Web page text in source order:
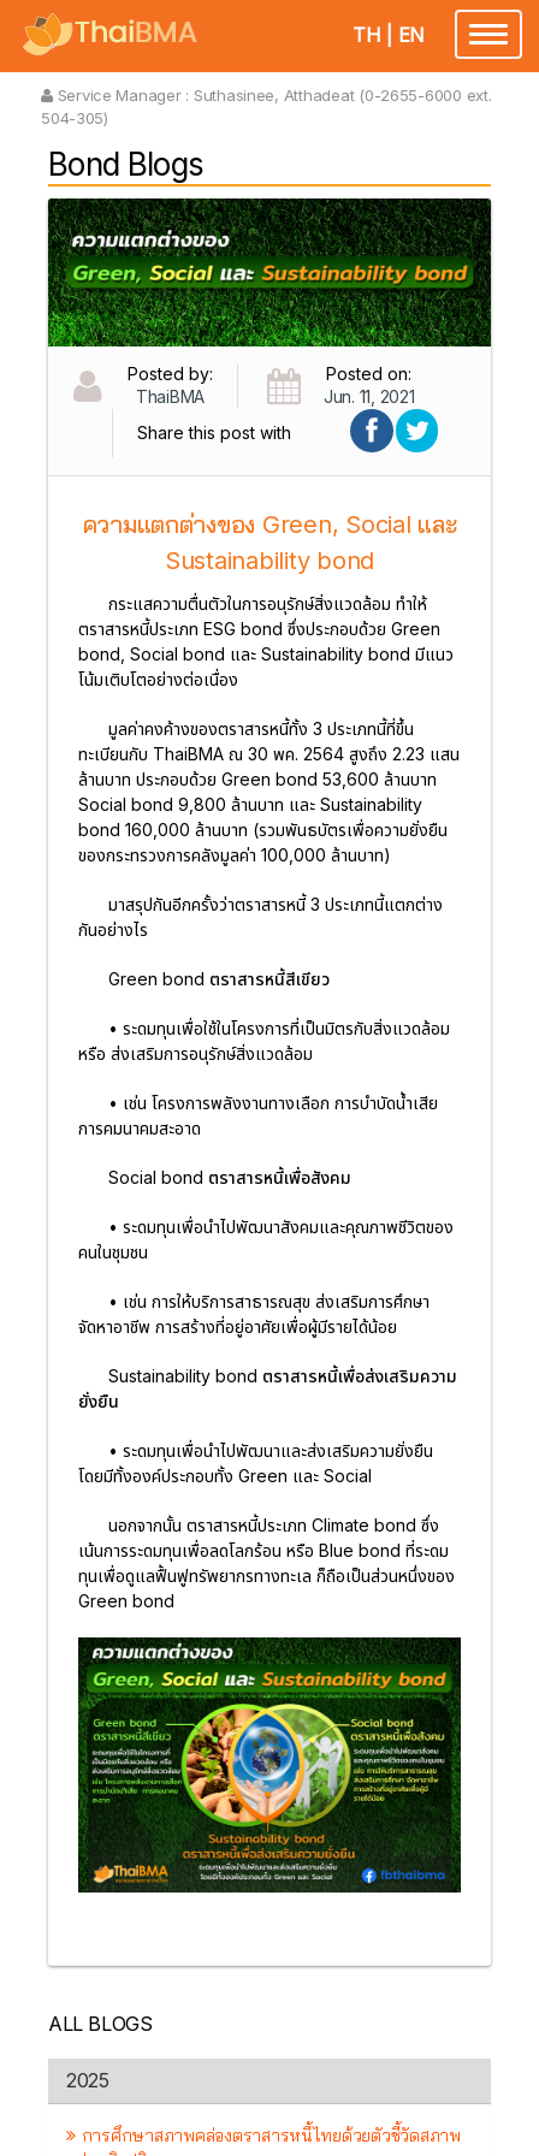
TH EN
Service Manager : Suthasinee, Atthadeat (0-2655-6000 ext.
504-305)
Bond Blogs
Posted by:
ThaiBMA
Posted on:
Jun. 11, 2021
Share this post with
ความแตกต่างของ Green, Social และ
Sustainability bond
กระแสความตื่นตัวในการอนุรักษ์สิ่งแวดล้อม ทำให้
ตราสารหนี้ประเภท ESG bond ซึ่งประกอบด้วย Green
bond, Social bond และ Sustainability bond มีแนว
โน้มเติบโตอย่างต่อเนื่อง
มูลค่าคงค้างของตราสารหนี้ทั้ง 3 ประเภทนี้ที่ขึ้น
ทะเบียนกับ ThaiBMA ณ 30 พค. 2564 สูงถึง 2.23 แสน
ล้านบาท ประกอบด้วย Green bond 53,600 ล้านบาท
Social bond 9,800 ล้านบาท และ Sustainability
bond 160,000 ล้านบาท (รวมพันธบัตรเพื่อความยั่งยืน
ของกระทรวงการคลังมูลค่า 100,000 ล้านบาท)
มาสรุปกันอีกครั้งว่าตราสารหนี้ 3 ประเภทนี้แตกต่าง
กันอย่างไร
Green bond ตราสารหนี้สีเขียว
• ระดมทุนเพื่อใช้ในโครงการที่เป็นมิตรกับสิ่งแวดล้อม
หรือ ส่งเสริมการอนุรักษ์สิ่งแวดล้อม
• เช่น โครงการพลังงานทางเลือก การบำบัดน้ำเสีย
การคมนาคมสะอาด
Social bond ตราสารหนี้เพื่อสังคม
• ระดมทุนเพื่อนำไปพัฒนาสังคมและคุณภาพชีวิตของ
คนในชุมชน
• เช่น การให้บริการสาธารณสุข ส่งเสริมการศึกษา
จัดหาอาชีพ การสร้างที่อยู่อาศัยเพื่อผู้มีรายได้น้อย
Sustainability bond ตราสารหนี้เพื่อส่งเสริมความ
ยั่งยืน
• ระดมทุนเพื่อนำไปพัฒนาและส่งเสริมความยั่งยืน
โดยมีทั้งองค์ประกอบทั้ง Green และ Social
นอกจากนั้น ตราสารหนี้ประเภท Climate bond ซึ่ง
เน้นการระดมทุนเพื่อลดโลกร้อน หรือ Blue bond ที่ระดม
ทุนเพื่อดูแลฟื้นฟูทรัพยากรทางทะเล ก็ถือเป็นส่วนหนึ่งของ
Green bond
ALL BLOGS
2025
การศึกษาสภาพคล่องตราสารหนี้ไทยด้วยตัวชี้วัดสภาพ